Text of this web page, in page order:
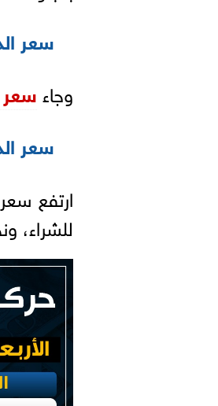
سعر
وجاءسعر
سعر
ارتفع
للشراء، ونحو 52.07